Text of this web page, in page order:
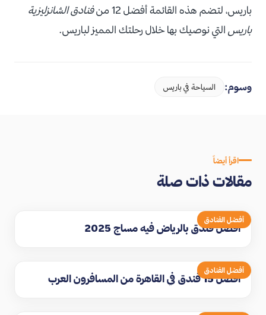
باريس، لتضم هذه القائمة أفضل 12 من
فنادق الشانزليزية
باريس التي نوصيك بها خلال رحلتك المميز لباريس.
وسوم: السياحة في باريس
اقرأ أيضاً
مقالات ذات صلة
أفضل الفنادق
افضل فندق بالرياض فيه مساج 2025
أفضل الفنادق
افضل 15 فندق في القاهرة من المسافرون العرب